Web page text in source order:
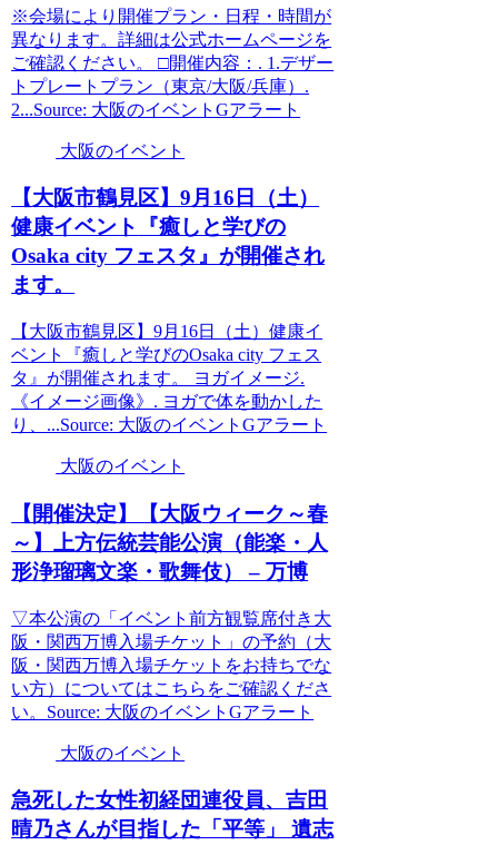
※会場により開催プラン・日程・時間が
異なります。詳細は公式ホームページを
ご確認ください。 □開催内容：. 1.デザー
トプレートプラン（東京/大阪/兵庫）.
2...Source: 大阪のイベントGアラート
大阪のイベント
【大阪市鶴見区】9月16日（土）
健康イベント
『癒しと学びの
Osaka city フェスタ』が開催され
ます。
【大阪市鶴見区】9月16日（土）健康イ
ベント『癒しと学びのOsaka city フェス
タ』が開催されます。 ヨガイメージ.
《イメージ画像》. ヨガで体を動かした
り、...Source: 大阪のイベントGアラート
大阪のイベント
【開催決定】【大阪ウィーク～春
～】上方伝統芸能公演（能楽・人
形浄瑠璃文楽・歌舞伎） – 万博
▽本公演の「イベント前方観覧席付き大
阪・関西万博入場チケット」の予約（大
阪・関西万博入場チケットをお持ちでな
い方）についてはこちらをご確認くださ
い。Source: 大阪のイベントGアラート
大阪のイベント
急死した女性初経団連役員、吉田
晴乃さんが目指した「平等」 遺志